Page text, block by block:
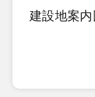
建設地案